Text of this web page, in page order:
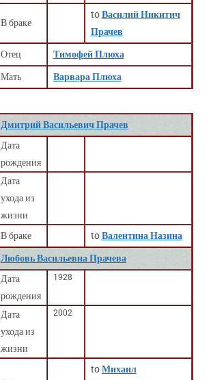
В браке
toВасилий Никитич
Прачев
Отец Тимофей Плюха
Мать Варвара Плюха
Дмитрий Васильевич Прачев
Дата
рождения
Дата
ухода из
жизни
В браке
toВалентина Назина
Любовь Васильевна Прачева
Дата
рождения
1928
Дата
ухода из
жизни
2002
toМихаил